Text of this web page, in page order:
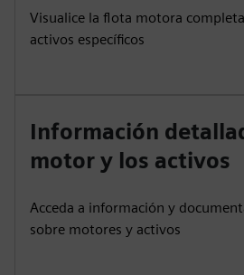
Visualice la flota motora
activos específicos
Información
motor y los activos
Acceda a información y
sobre motores y activos